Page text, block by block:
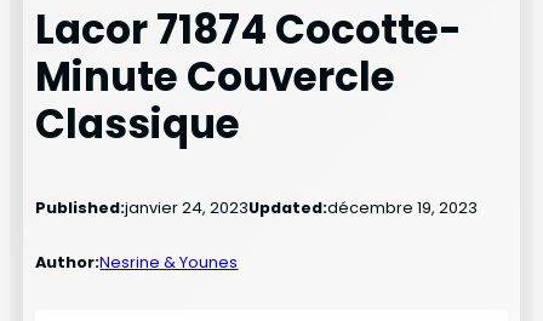
Lacor 71874 Cocotte-
Minute Couvercle
Classique
Published:janvier 24, 2023Updated:décembre 19, 2023
Author:Nesrine & Younes